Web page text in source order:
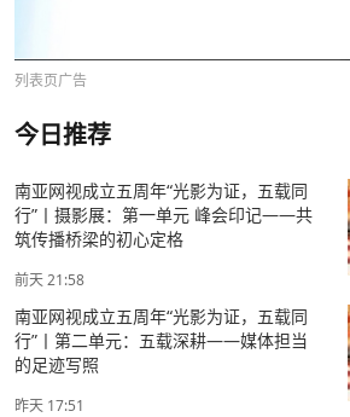
列表页广告
今日推荐
南亚⽹视成⽴五周年“光影为证，五载同
⾏”丨摄影展：第⼀单元 峰会印记——共
筑传播桥梁的初⼼定格
前天 21:58
南亚⽹视成⽴五周年“光影为证，五载同
⾏”丨第⼆单元：五载深耕——媒体担当
的⾜迹写照
昨天 17:51